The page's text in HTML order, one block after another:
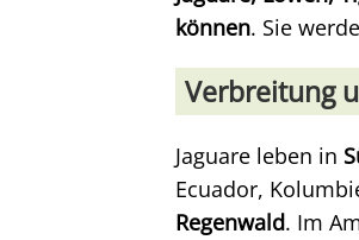
können. Sie
Verbreitung
Jaguare leben in
Ecuador,
Regenwald. Im